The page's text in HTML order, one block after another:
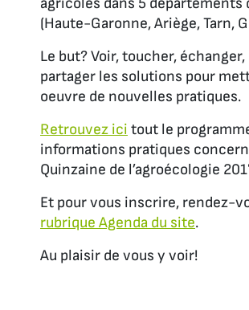
(Haute-Garonne, Ariège, Tarn,
Le but? Voir, toucher,
partager les solutions pour
oeuvre de nouvelles pratiques.
Retrouvez ici tout le
informations pratiques
Quinzaine de l’agroécologie
Et pour vous inscrire, rendez-
rubrique Agenda du site.
Au plaisir de vous y voir!